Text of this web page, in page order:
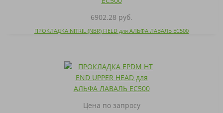
6902.28 руб.
ПРОКЛАДКА NITRIL (NBR) FIELD для АЛЬФА ЛАВАЛЬ EC500
Цена по запросу